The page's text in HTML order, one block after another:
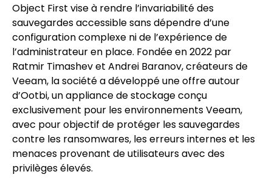
Object First vise à rendre l’invariabilité des
sauvegardes accessible sans dépendre d’une
configuration complexe ni de l’expérience de
l’administrateur en place. Fondée en 2022 par
Ratmir Timashev et Andrei Baranov, créateurs de
Veeam, la société a développé une offre autour
d’Ootbi, un appliance de stockage conçu
exclusivement pour les environnements Veeam,
avec pour objectif de protéger les sauvegardes
contre les ransomwares, les erreurs internes et les
menaces provenant de utilisateurs avec des
privilèges élevés.